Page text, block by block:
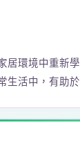
居環境中重新
生活中，有助